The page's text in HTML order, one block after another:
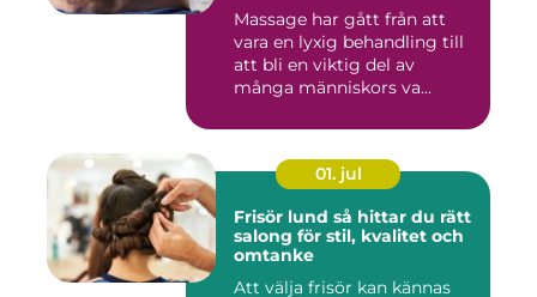
Massage har gått från att
vara en lyxig behandling till
att bli en viktig del av
många människors va...
01. jul
Frisör lund så hittar du rätt
salong för stil, kvalitet och
omtanke
Att välja frisör kan kännas